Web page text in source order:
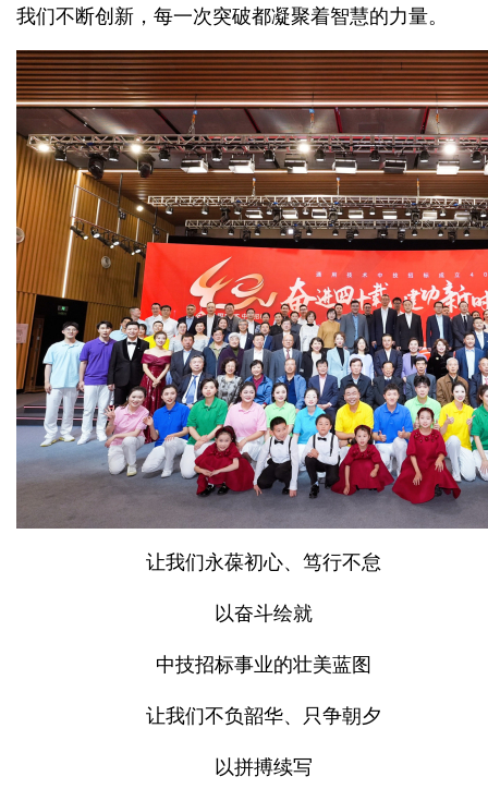
我们不断创新，每一次突破都凝聚着智慧的力量。
让我们永葆初心、笃行不怠
以奋斗绘就
中技招标事业的壮美蓝图
让我们不负韶华、只争朝夕
以拼搏续写